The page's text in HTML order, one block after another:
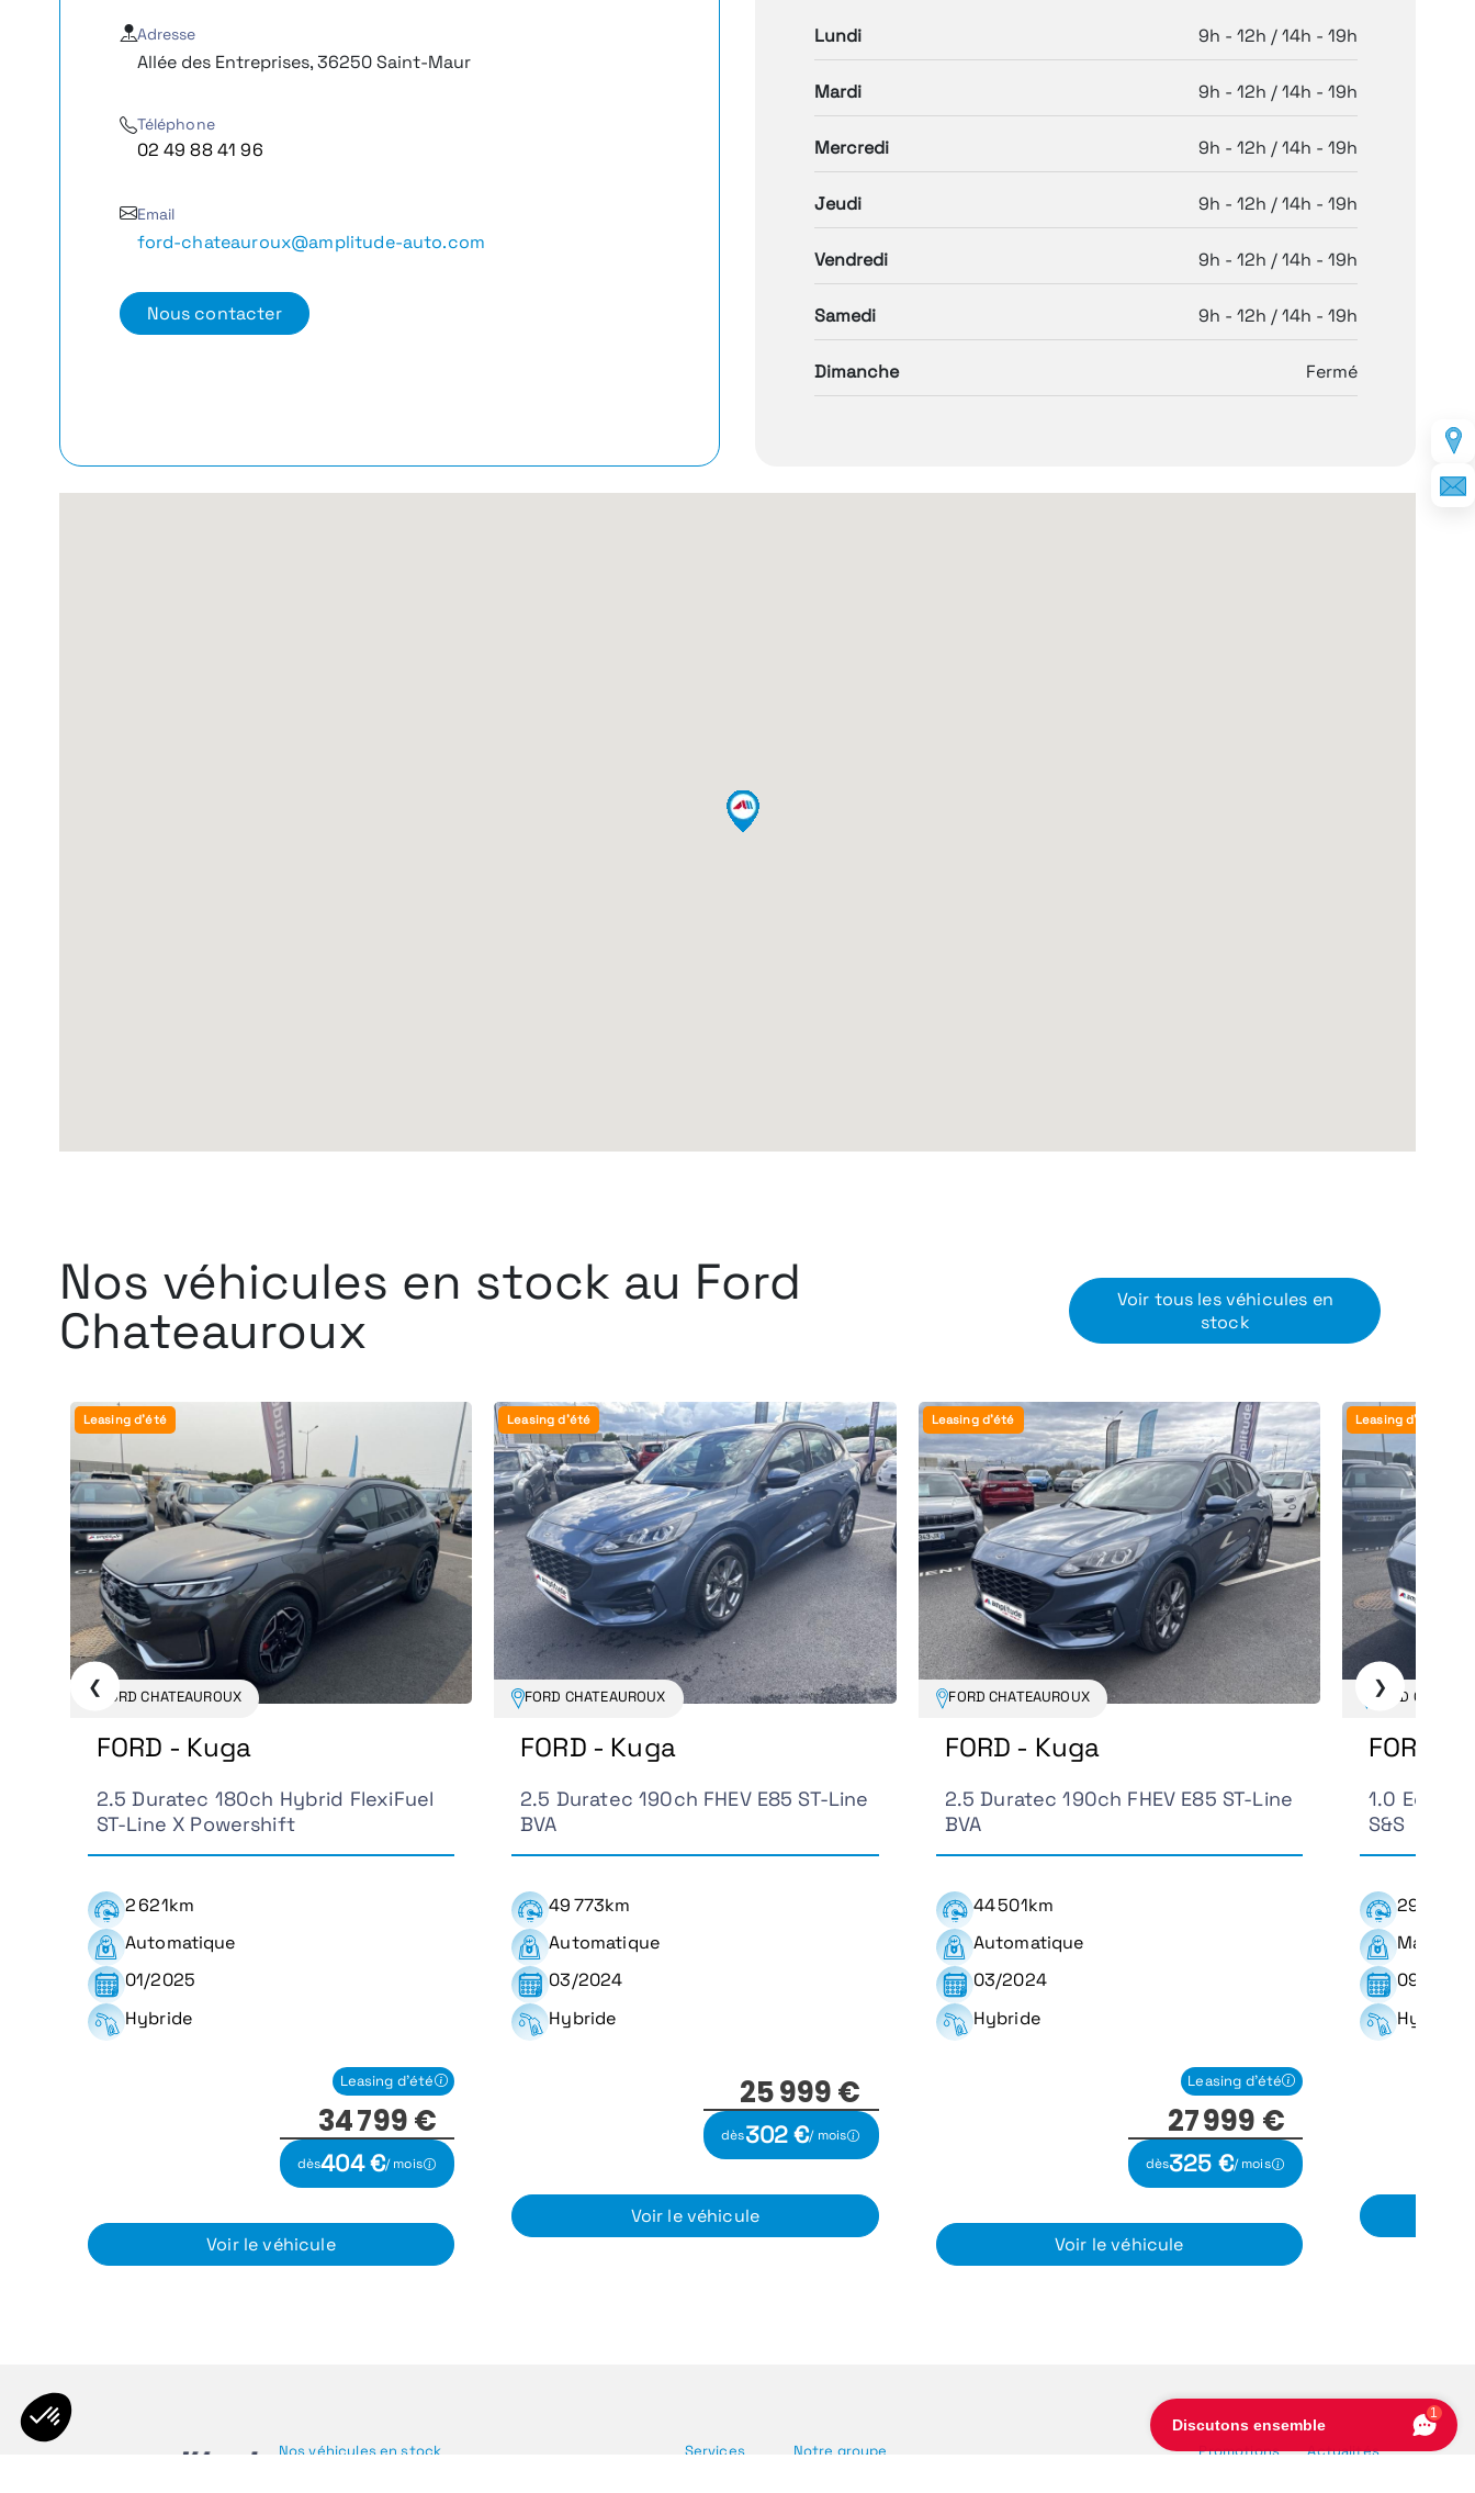
Adresse
Allée des Entreprises, 36250 Saint-Maur
Téléphone
02 49 88 41 96
Email
ford-chateauroux@amplitude-auto.com
Nous contacter
Lundi 9h - 12h / 14h - 19h
Mardi 9h - 12h / 14h - 19h
Mercredi 9h - 12h / 14h - 19h
Jeudi 9h - 12h / 14h - 19h
Vendredi 9h - 12h / 14h - 19h
Samedi 9h - 12h / 14h - 19h
Dimanche Fermé
Nos véhicules en stock au Ford
Chateauroux
Voir tous les véhicules en
stock
❮
Leasing d'été
FORD CHATEAUROUX
FORD - Kuga
2.5 Duratec 180ch Hybrid FlexiFuel
ST-Line X Powershift
2 621km
Automatique
01/2025
Hybride
Leasing d'été
34 799 €
dès404 €/ mois
Voir le véhicule
Leasing d'été
FORD CHATEAUROUX
FORD - Kuga
2.5 Duratec 190ch FHEV E85 ST-Line
BVA
49 773km
Automatique
03/2024
Hybride
25 999 €
dès302 €/ mois
Voir le véhicule
Leasing d'été
FORD CHATEAUROUX
FORD - Kuga
2.5 Duratec 190ch FHEV E85 ST-Line
BVA
44 501km
Automatique
03/2024
Hybride
Leasing d'été
27 999 €
dès325 €/ mois
Voir le véhicule
Leasing d'été
FORD
FORD -
1.0
S&S
29
Manuelle
09/2024
Hybride
❯
Nos véhicules en stock Services Notre groupe Promotions Actualités
Discutons ensemble
1